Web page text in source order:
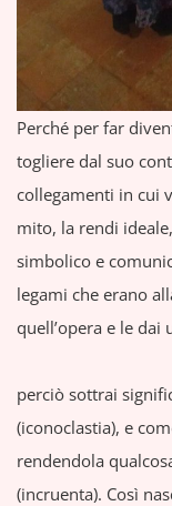
Perché per far
togliere dal suo
collegamenti in cui
mito, la rendi
simbolico e
legami che erano
quell’opera e le dai
perciò sottrai
(iconoclastia), e
rendendola
(incruenta). Così